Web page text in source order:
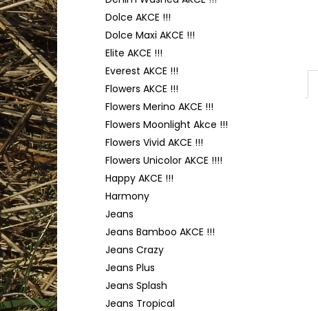
l
Dolce AKCE !!!
Dolce Maxi AKCE !!!
Elite AKCE !!!
Everest AKCE !!!
Flowers AKCE !!!
Flowers Merino AKCE !!!
Flowers Moonlight Akce !!!
Flowers Vivid AKCE !!!
Flowers Unicolor AKCE !!!!
Happy AKCE !!!
Harmony
Jeans
Jeans Bamboo AKCE !!!
Jeans Crazy
Jeans Plus
Jeans Splash
Jeans Tropical
TULIP 4010
50 Kč